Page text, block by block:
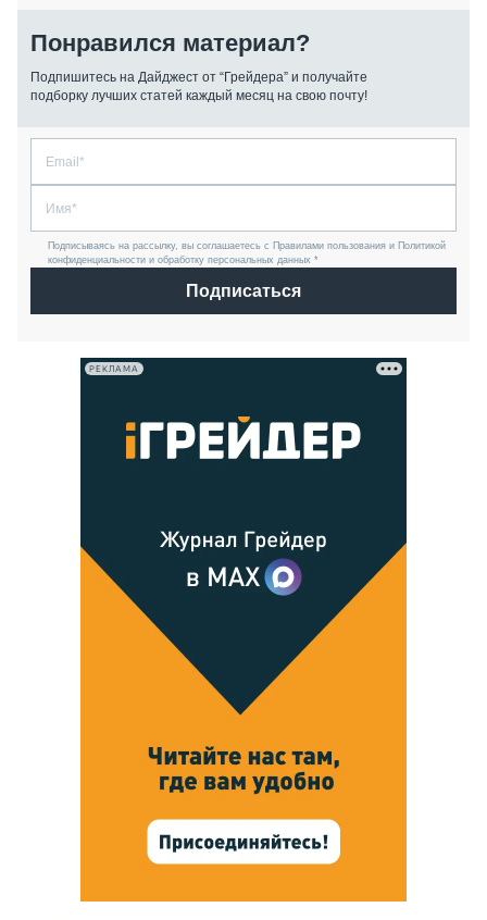
Понравился материал?
Подпишитесь на Дайджест от “Грейдера” и получайте
подборку лучших статей каждый месяц на свою почту!
Подписываясь на рассылку, вы соглашаетесь с Правилами пользования и Политикой
конфиденциальности и обработку персональных данных *
Подписаться
РЕКЛАМА